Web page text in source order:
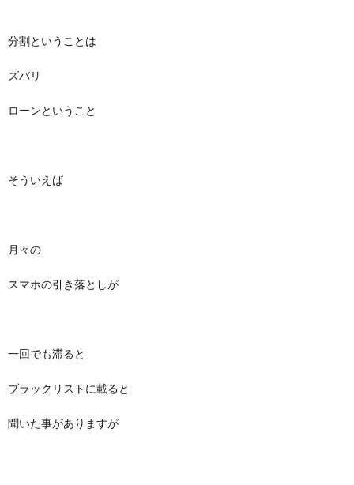
分割ということは
ズバリ
ローンということ
そういえば
月々の
スマホの引き落としが
一回でも滞ると
ブラックリストに載ると
聞いた事がありますが